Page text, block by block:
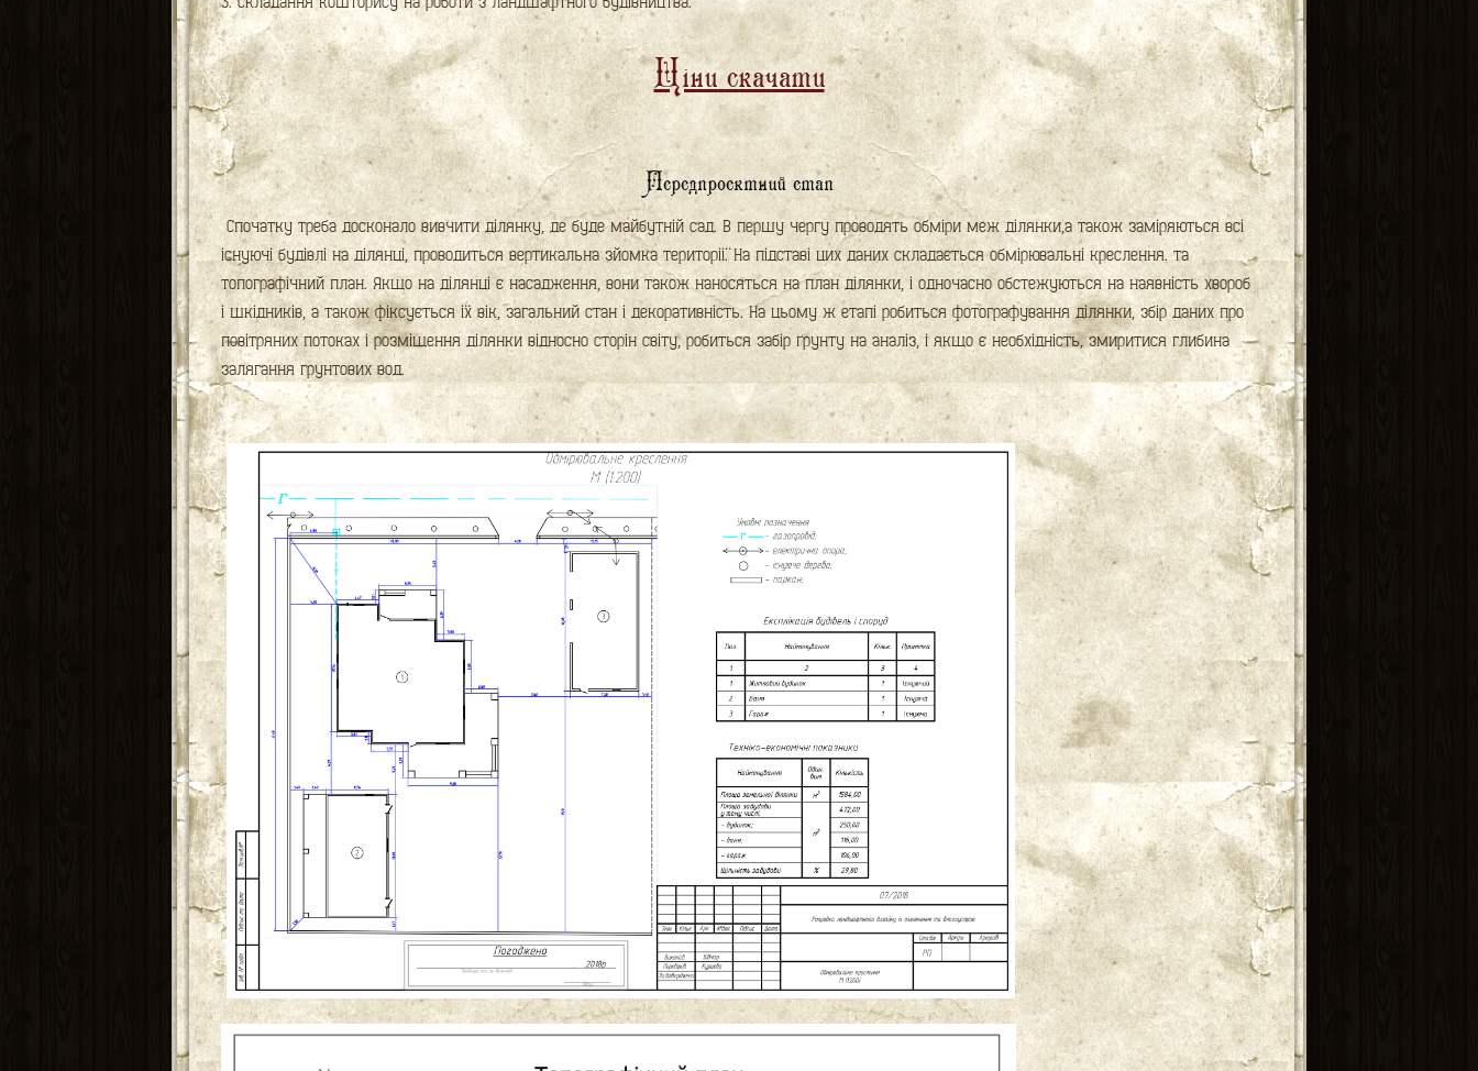
3. Складання кошторису на роботи з ландшафтного будівництва.
Ціни скачати
Передпроектний етап
Спочатку треба досконало вивчити ділянку, де буде майбутній сад. В першу чергу проводять обміри меж ділянки,а також заміряються всі
існуючі будівлі на ділянці, проводиться вертикальна зйомка території. На підставі цих даних складається обмірювальні креслення. та
топографічний план. Якщо на ділянці є насадження, вони також наносяться на план ділянки, і одночасно обстежуються на наявність хвороб
і шкідників, а також фіксується їх вік, загальний стан і декоративність. На цьому ж етапі робиться фотографування ділянки, збір даних про
повітряних потоках і розміщення ділянки відносно сторін світу, робиться забір ґрунту на аналіз, і якщо є необхідність, змиритися глибина
залягання грунтових вод.